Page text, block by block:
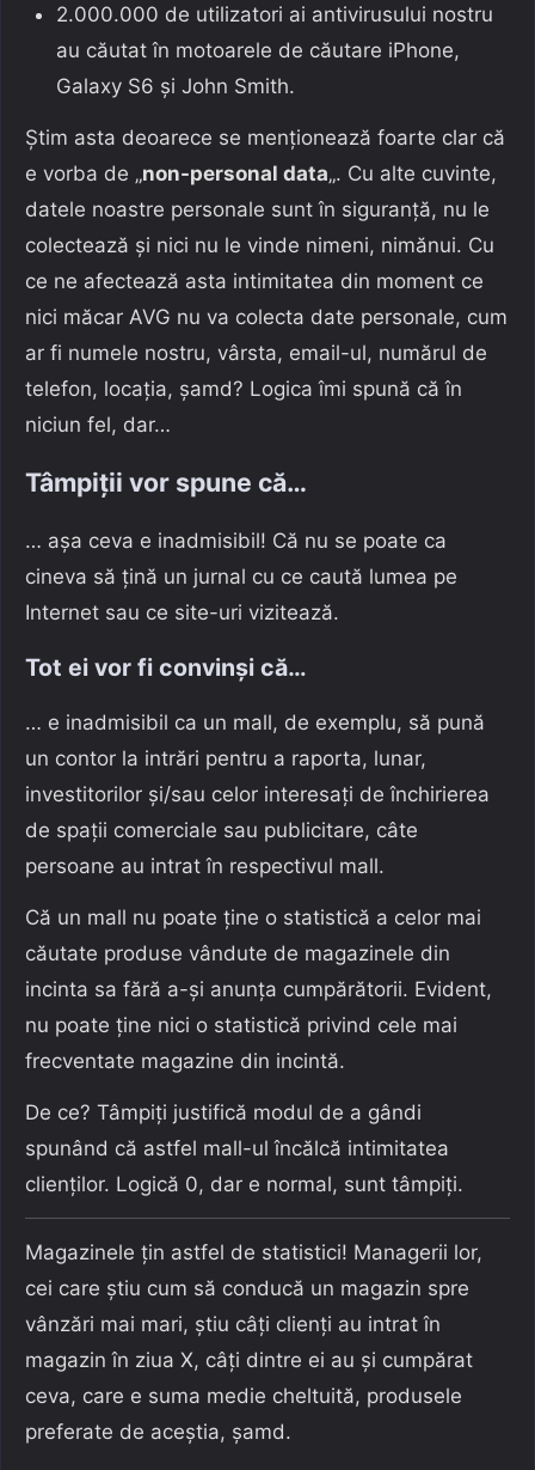
2.000.000 de utilizatori ai antivirusului nostru
au căutat în motoarele de căutare iPhone,
Galaxy S6 și John Smith.
Știm asta deoarece se menționează foarte clar că
e vorba de „non-personal data„. Cu alte cuvinte,
datele noastre personale sunt în siguranță, nu le
colectează și nici nu le vinde nimeni, nimănui. Cu
ce ne afectează asta intimitatea din moment ce
nici măcar AVG nu va colecta date personale, cum
ar fi numele nostru, vârsta, email-ul, numărul de
telefon, locația, șamd? Logica îmi spună că în
niciun fel, dar…
Tâmpiții vor spune că…
… așa ceva e inadmisibil! Că nu se poate ca
cineva să țină un jurnal cu ce caută lumea pe
Internet sau ce site-uri vizitează.
Tot ei vor fi convinși că…
… e inadmisibil ca un mall, de exemplu, să pună
un contor la intrări pentru a raporta, lunar,
investitorilor și/sau celor interesați de închirierea
de spații comerciale sau publicitare, câte
persoane au intrat în respectivul mall.
Că un mall nu poate ține o statistică a celor mai
căutate produse vândute de magazinele din
incinta sa fără a-și anunța cumpărătorii. Evident,
nu poate ține nici o statistică privind cele mai
frecventate magazine din incintă.
De ce? Tâmpiți justifică modul de a gândi
spunând că astfel mall-ul încălcă intimitatea
clienților. Logică 0, dar e normal, sunt tâmpiți.
Magazinele țin astfel de statistici! Managerii lor,
cei care știu cum să conducă un magazin spre
vânzări mai mari, știu câți clienți au intrat în
magazin în ziua X, câți dintre ei au și cumpărat
ceva, care e suma medie cheltuită, produsele
preferate de aceștia, șamd.